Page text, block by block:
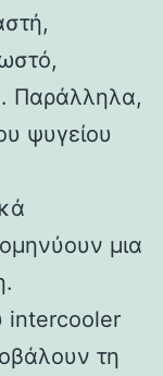
Παράλληλα,
ψυγείου
μια
intercooler
τη